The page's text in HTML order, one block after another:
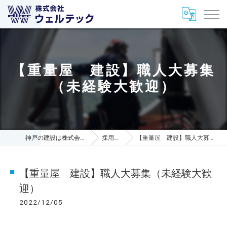
【重量屋 建設】職人大募集
（未経験大歓迎）
神戸の建設は株式会社ウェルテック 採用ブログ 【重量屋 建設】職人大募集（未経験大歓迎）
【重量屋 建設】職人大募集（未経験大歓
迎）
2022/12/05